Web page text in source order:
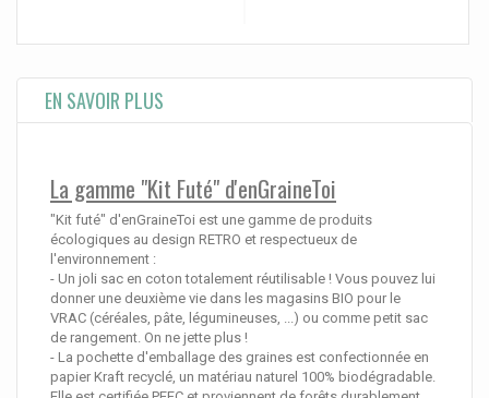
EN SAVOIR PLUS
La gamme "Kit Futé" d'enGraineToi
"Kit futé" d'enGraineToi est une gamme de produits
écologiques au design RETRO et respectueux de
l'environnement :
- Un joli sac en coton totalement réutilisable ! Vous pouvez lui
donner une deuxième vie dans les magasins BIO pour le
VRAC (céréales, pâte, légumineuses, ...) ou comme petit sac
de rangement. On ne jette plus !
- La pochette d'emballage des graines est confectionnée en
papier Kraft recyclé, un matériau naturel 100% biodégradable.